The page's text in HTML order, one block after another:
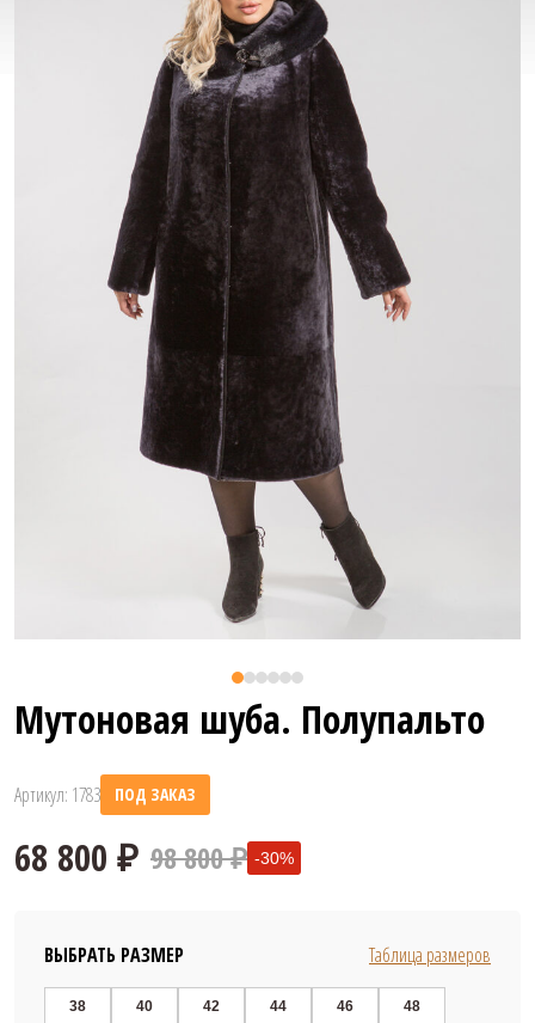
Мутоновая шуба. Полупальто
Артикул: 1783 ПОД ЗАКАЗ
98 800 ₽ -30%
ВЫБРАТЬ РАЗМЕР Таблица размеров
38 40 42 44 46 48